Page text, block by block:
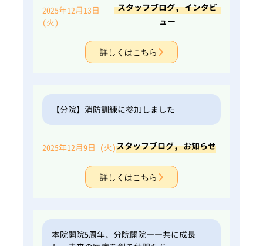
2025年12月13日
(火)
スタッフブログ,インタビ
ュー
詳しくはこちら
【分院】消防訓練に参加しました
2025年12月9日 (火)スタッフブログ,お知らせ
詳しくはこちら
本院開院5周年、分院開院――共に成長